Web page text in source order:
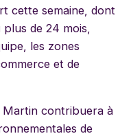
cette semaine, dont
de 24 mois,
les zones
et de
Martin contribuera à
de